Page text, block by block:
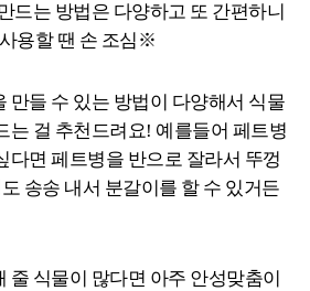
드는 방법은 다양하고 또 간편하니
용할 땐 손 조심※
만들 수 있는 방법이 다양해서 식물
는 걸 추천드려요! 예를들어 페트병
다면 페트병을 반으로 잘라서 뚜껑
송송 내서 분갈이를 할 수 있거든
줄 식물이 많다면 아주 안성맞춤이